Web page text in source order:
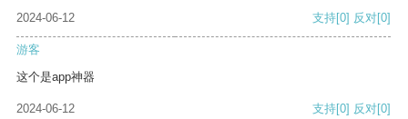
2024-06-12
支持[0] 反对[0]
游客
这个是app神器
2024-06-12 支持[0] 反对[0]